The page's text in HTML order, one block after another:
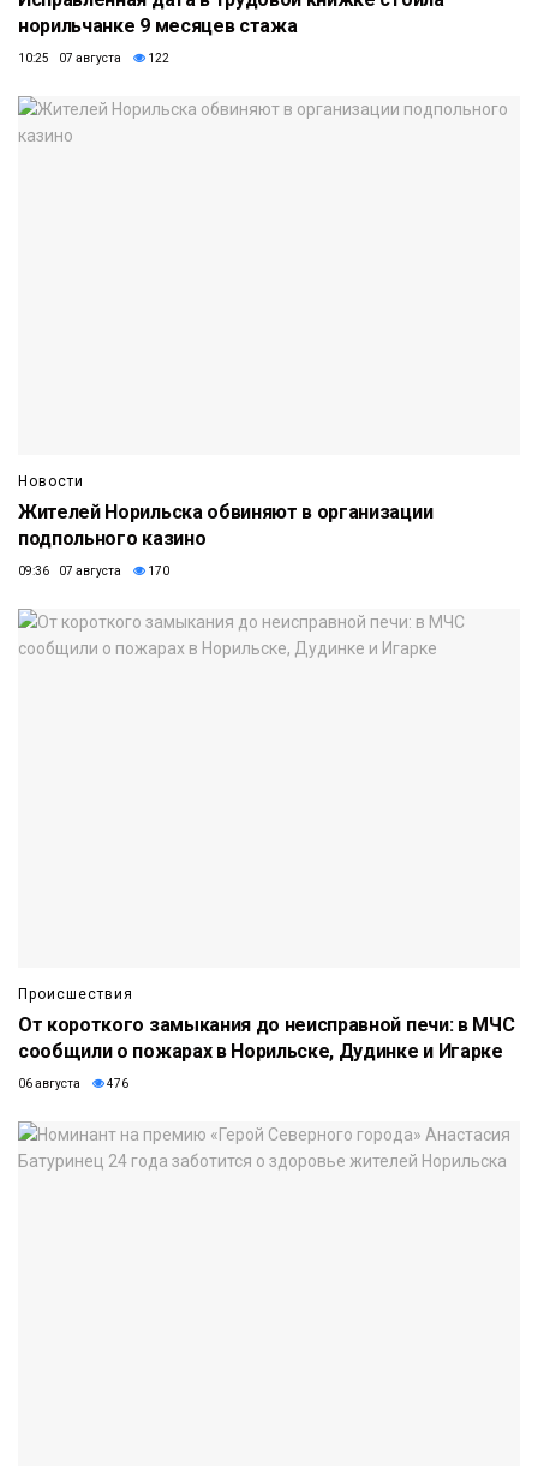
норильчанке 9 месяцев стажа
10:25 07 августа 122
Новости
Жителей Норильска обвиняют в организации
подпольного казино
09:36 07 августа 170
Происшествия
От короткого замыкания до неисправной печи: в МЧС
сообщили о пожарах в Норильске, Дудинке и Игарке
06 августа 476